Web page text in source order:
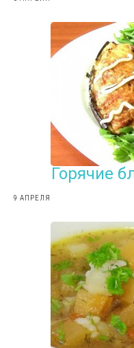
Горячие
9 АПРЕЛЯ